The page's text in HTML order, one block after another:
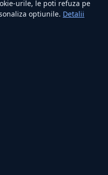
urile, le poti refuza pe
optiunile. Detalii